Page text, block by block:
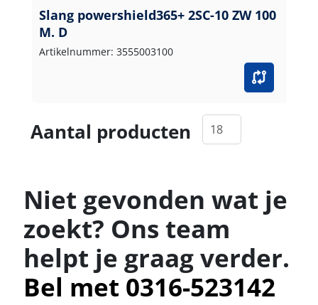
Slang powershield365+ 2SC-10 ZW 100
M. D
Artikelnummer: 3555003100
Aantal producten
Niet gevonden wat je
zoekt? Ons team
helpt je graag verder.
Bel met 0316-523142